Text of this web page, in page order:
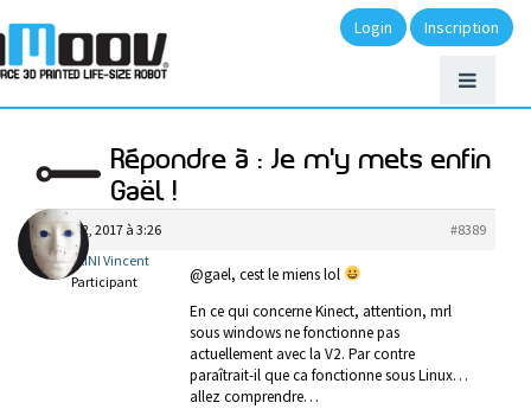
Login Inscription
Répondre à : Je m'y mets enfin
Gaël !
avril 22, 2017 à 3:26
#8389
BIGIARINI Vincent
Participant
@gael, cest le miens lol
En ce qui concerne Kinect, attention, mrl
sous windows ne fonctionne pas
actuellement avec la V2. Par contre
paraîtrait-il que ca fonctionne sous Linux…
allez comprendre…